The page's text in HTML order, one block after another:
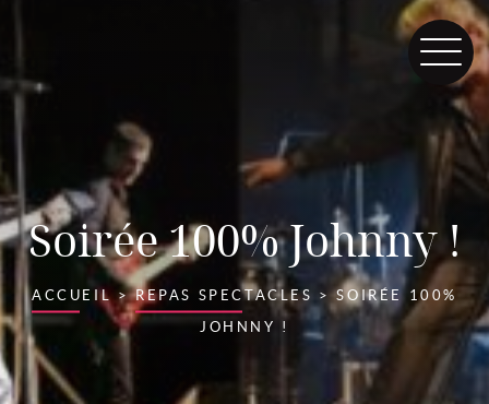
Soirée 100% Johnny !
ACCUEIL>REPAS SPECTACLES >SOIRÉE 100%
JOHNNY !